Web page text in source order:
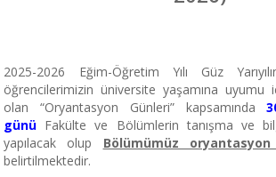
2025-2026 Eğim-Öğretim Yılı Güz
öğrencilerimizin üniversite yaşamına uyumu
olan “Oryantasyon Günleri” kapsamında
günü Fakülte ve Bölümlerin tanışma ve
yapılacak olup Bölümümüz oryantasyon
belirtilmektedir.